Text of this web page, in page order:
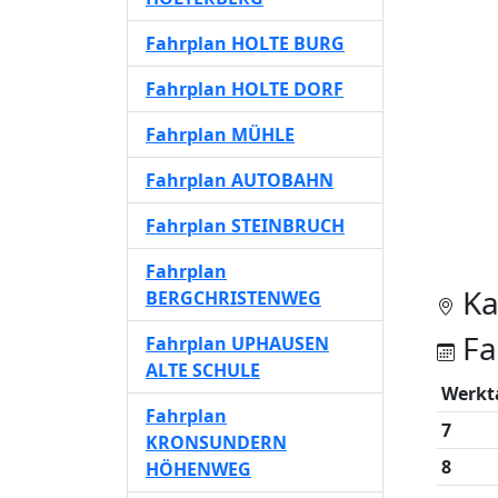
7
8
Fahrplan HOLTE BURG
Fahrplan HOLTE DORF
Fahrplan MÜHLE
Fahrplan AUTOBAHN
Fahrplan STEINBRUCH
Fahrplan
BERGCHRISTENWEG
Fahrplan UPHAUSEN
ALTE SCHULE
Fahrplan
KRONSUNDERN
HÖHENWEG